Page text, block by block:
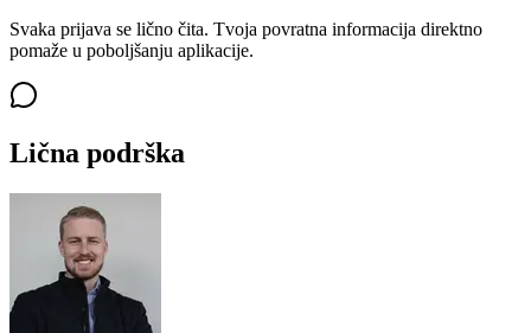
Svaka prijava se lično čita. Tvoja povratna informacija direktno
pomaže u poboljšanju aplikacije.
Lična podrška